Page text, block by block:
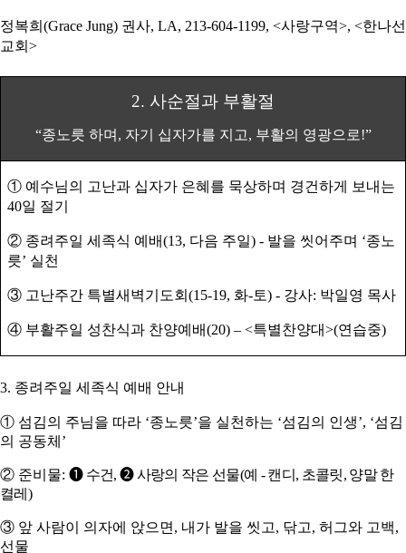
정복희 (Grace Jung) 권사, LA, 213-604-1199, <사랑구역>, <한나선
교회 >
2. 사순절과 부활절
“종노릇 하며 , 자기 십자가를 지고, 부활의 영광으로!”
① 예수님의 고난과 십자가 은혜를 묵상하며 경건하게 보내는
40일 절기
② 종려주일 세족식 예배(13, 다음 주일) - 발을 씻어주며 ‘종노
릇’ 실천
③ 고난주간 특별새벽기도회 (15-19, 화-토) - 강사: 박일영 목사
④ 부활주일 성찬식과 찬양예배(20) – <특별찬양대>(연습중)
3. 종려주일 세족식 예배 안내
① 섬김의 주님을 따라 ‘종노릇’을 실천하는 ‘섬김의 인생’, ‘섬김
의 공동체 ’
② 준비물: ❶ 수건,❷사랑의 작은 선물(예 -캔디 , 초콜릿, 양말 한
켤레 )
③ 앞 사람이 의자에 앉으면 , 내가 발을 씻고, 닦고, 허그와 고백,
선물